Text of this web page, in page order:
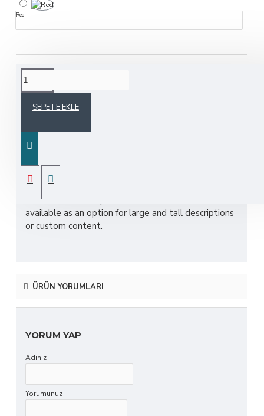
Red
SEPETE EKLE
displayed as tabs, accordion or all-visible blocks in
grid format or one under the other. You can mix and
Each tab can also be set up as a link and point to
other pages or open popup modules. Optional
"Show More" collapsible block content is also
available as an option for large and tall descriptions
or custom content.
ÜRÜN YORUMLARI
YORUM YAP
Adınız
Yorumunuz